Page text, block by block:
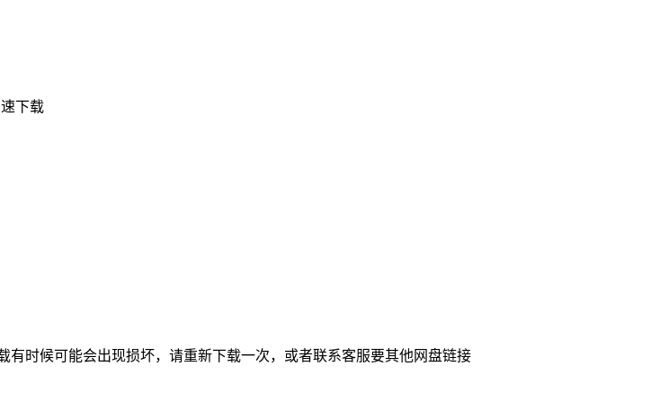
下载
时候可能会出现损坏，请重新下载一次，或者联系客服要其他网盘链接